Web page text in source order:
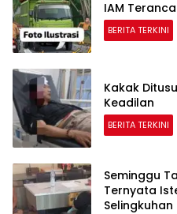
IAM
BERITA TERKINI
Kakak
Keadilan
BERITA TERKINI
Seminggu
Ternyata
Selingkuhan